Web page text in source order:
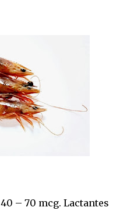
40 – 70 mcg. Lactantes